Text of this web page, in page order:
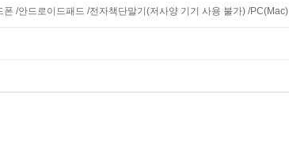
/안드로이드패드 /전자책단말기(저사양 기기 사용 불가) /PC(Mac)